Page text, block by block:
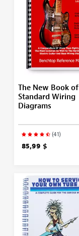
The New Book of
Standard Wiring
Diagrams
(41)
85,99 $